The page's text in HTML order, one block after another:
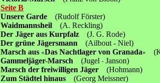
Seite B
Unsere Garde(Rudolf Förster)
Waidmannsheil(A. Reckling)
Der Jäger aus Kurpfalz(J. G. Rode)
Der grüne Jägersmann(Ailbout - Niel)
Marsch aus«Das Nachtlager von Granada»
Gammeljäger-Marsch(Jugel- Janson)
Marsch der freiwilligen Jäger(Hohmann)
Zum Städtel hinaus(Georg Meissner)